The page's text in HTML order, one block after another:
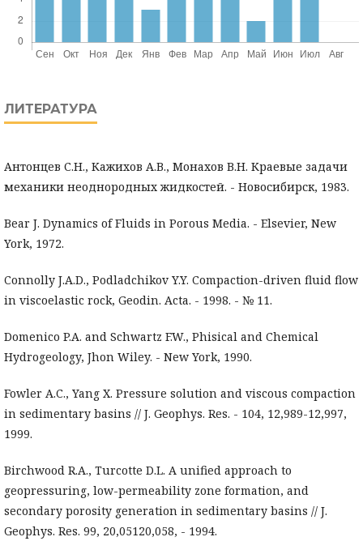
ЛИТЕРАТУРА
Антонцев С.Н., Кажихов А.В., Монахов В.Н. Краевые задачи
механики неоднородных жидкостей. - Новосибирск, 1983.
Bear J. Dynamics of Fluids in Porous Media. - Elsevier, New
York, 1972.
Connolly J.A.D., Podladchikov Y.Y. Compaction-driven fluid flow
in viscoelastic rock, Geodin. Acta. - 1998. - № 11.
Domenico P.A. and Schwartz F.W., Phisical and Chemical
Hydrogeology, Jhon Wiley. - New York, 1990.
Fowler A.C., Yang X. Pressure solution and viscous compaction
in sedimentary basins // J. Geophys. Res. - 104, 12,989-12,997,
1999.
Birchwood R.A., Turcotte D.L. A unified approach to
geopressuring, low-permeability zone formation, and
secondary porosity generation in sedimentary basins // J.
Geophys. Res. 99, 20,05120,058, - 1994.